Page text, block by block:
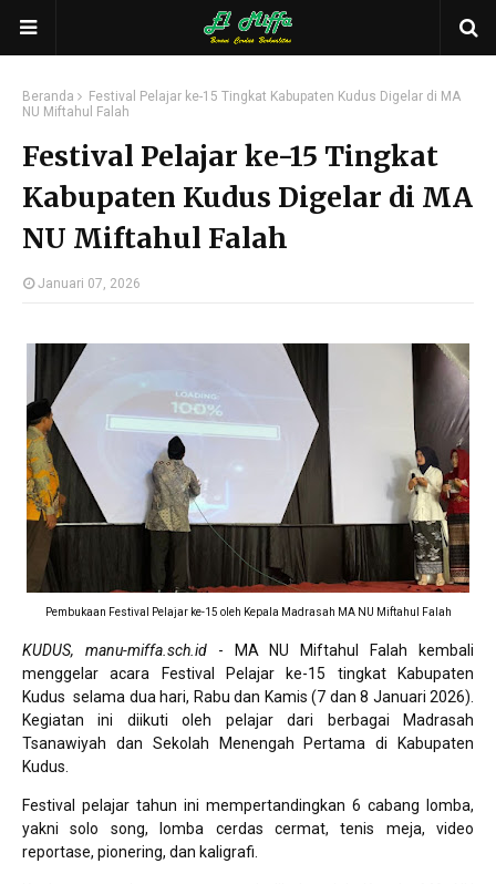
Beranda
Festival Pelajar ke-15 Tingkat Kabupaten Kudus Digelar di MA
NU Miftahul Falah
Festival Pelajar ke-15 Tingkat
Kabupaten Kudus Digelar di MA
NU Miftahul Falah
Januari 07, 2026
Pembukaan Festival Pelajar ke-15 oleh Kepala Madrasah MA NU Miftahul Falah
KUDUS, manu-miffa.sch.id- MA NU Miftahul Falah kembali
menggelar acara Festival Pelajar ke-15 tingkat Kabupaten
Kudus selama dua hari, Rabu dan Kamis (7 dan 8 Januari 2026).
Kegiatan ini diikuti oleh pelajar dari berbagai Madrasah
Tsanawiyah dan Sekolah Menengah Pertama di Kabupaten
Kudus.
Festival pelajar tahun ini mempertandingkan 6 cabang lomba,
yakni solo song, lomba cerdas cermat, tenis meja, video
reportase, pionering, dan kaligrafi.